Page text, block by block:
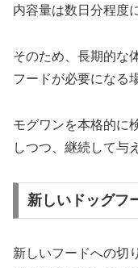
内容量は数日分程度
そのため、長期的な
フードが必要になる
モグワンを本格的に
しつつ、継続して与
新しいドッグフ
新しいフードへの切